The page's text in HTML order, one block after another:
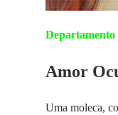
Departamento
Amor
Uma moleca,